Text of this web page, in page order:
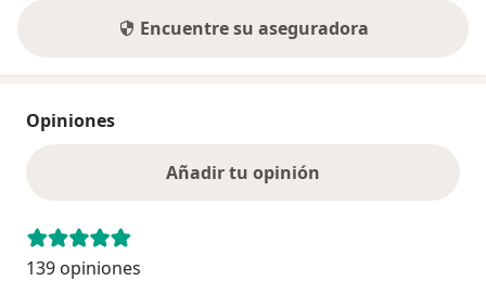
Encuentre su aseguradora
Opiniones
Añadir tu opinión
139 opiniones